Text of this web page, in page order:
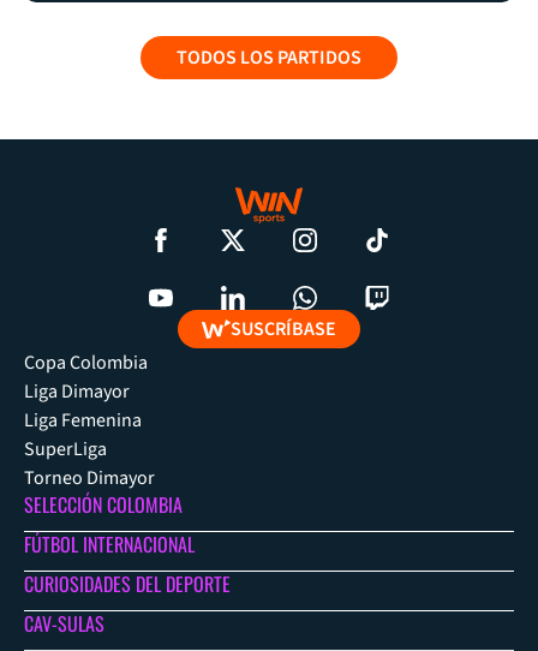
TODOS LOS PARTIDOS
SUSCRÍBASE
Copa Colombia
Liga Dimayor
Liga Femenina
SuperLiga
Torneo Dimayor
SELECCIÓN COLOMBIA
FÚTBOL INTERNACIONAL
CURIOSIDADES DEL DEPORTE
CAV-SULAS